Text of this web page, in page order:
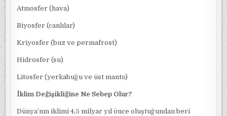
Atmosfer (hava)
Biyosfer (canlılar)
Kriyosfer (buz ve permafrost)
Hidrosfer (su)
Litosfer (yerkabuğu ve üst manto)
İklim Değişikliğine Ne Sebep Olur?
Dünya’nın iklimi 4,5 milyar yıl önce oluştuğundan beri